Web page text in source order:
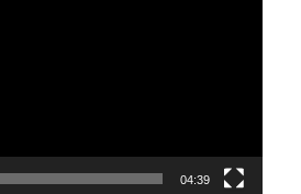
04:39